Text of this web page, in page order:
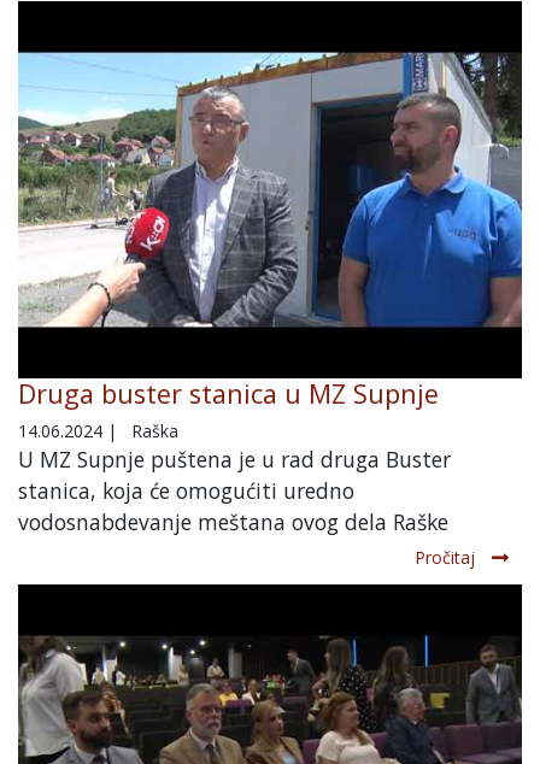
Druga buster stanica u MZ Supnje
14.06.2024 | Raška
U MZ Supnje puštena je u rad druga Buster
stanica, koja će omogućiti uredno
vodosnabdevanje meštana ovog dela Raške
Pročitaj